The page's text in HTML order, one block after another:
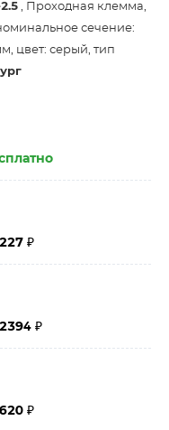
, Проходная клемма,
сечение:
цвет: серый, тип
227 ₽
2394 ₽
620 ₽